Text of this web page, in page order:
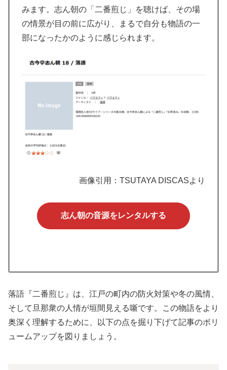
みます。志ん朝の「二番煎じ」を聴けば、その場
の情景が目の前に広がり、まるで自分も物語の一
部になったかのように感じられます。
画像引用：TSUTAYA DISCASより
志ん朝の音源をレンタルする
落語『二番煎じ』は、江戸の町内の防火対策や冬の風情、
そして旦那衆の人情が垣間見える噺です。この物語をより
奥深く理解するために、以下の点を掘り下げて記事のボリ
ュームアップを図りましょう。